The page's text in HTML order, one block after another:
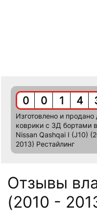
0 0 1 4
Изготовлено и продано
коврики c 3Д бортами
Nissan Qashqai I (J10)
2013) Рестайлинг
Отзывы
(2010 -